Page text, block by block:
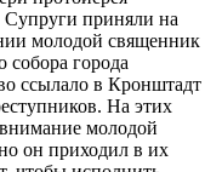
Супруги приняли на
молодой священник
собора города
ссылало в Кронштадт
На этих
молодой
он приходил в их